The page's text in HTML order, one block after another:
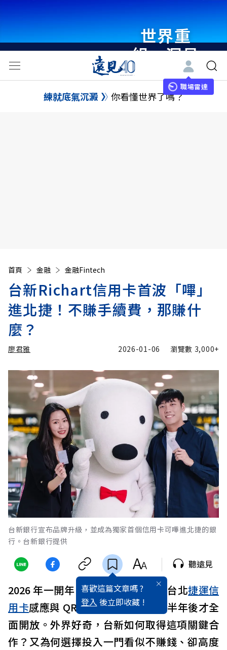
世界重
組・洞見
未來 與
世界領袖
職場雷達
練就底氣沉澱 你看懂世界了嗎？
首頁 金融 金融Fintech
台新Richart信用卡首波「嗶」
進北捷！不賺手續費，那賺什
麼？
廖君雅 2026-01-06 瀏覽數 3,000+
台新銀行宣布品牌升級，並成為獨家首個信用卡可嗶進北捷的銀
行。台新銀行提供
喜歡這篇文章嗎 ?
登入 後立即收藏 !
聽遠見
2026 年一開年，台新銀行獨家承作台北捷運信
用卡感應與 QR Code乘車碼收單，半年後才全
面開放。外界好奇，台新如何取得這項關鍵合
作？又為何選擇投入一門看似不賺錢、卻高度